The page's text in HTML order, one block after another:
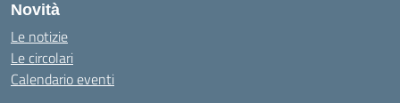
Novità
Le notizie
Le circolari
Calendario eventi